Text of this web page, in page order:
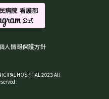
HOSPITAL 2023 All
人情報保護方針